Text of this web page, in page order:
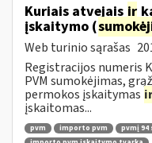
Kuriais atvejais ir
įskaitymo (
Web turinio sąrašas
Registracijos numeris
PVM sumokėjimas,
permokos įskaitymas
įskaitomas...
pvm importo pvm pvmį 94